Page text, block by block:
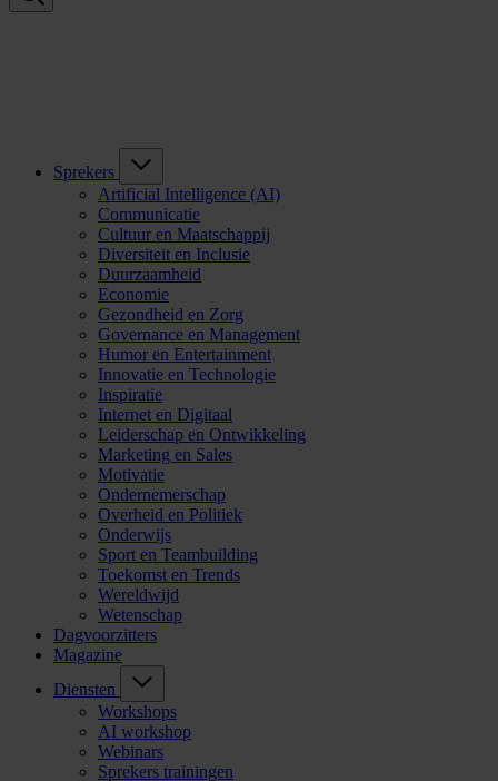
Sprekers
Artificial Intelligence (AI)
Communicatie
Cultuur en Maatschappij
Diversiteit en Inclusie
Duurzaamheid
Economie
Gezondheid en Zorg
Governance en Management
Humor en Entertainment
Innovatie en Technologie
Inspiratie
Internet en Digitaal
Leiderschap en Ontwikkeling
Marketing en Sales
Motivatie
Ondernemerschap
Overheid en Politiek
Onderwijs
Sport en Teambuilding
Toekomst en Trends
Wereldwijd
Wetenschap
Dagvoorzitters
Magazine
Diensten
Workshops
AI workshop
Webinars
Sprekers trainingen